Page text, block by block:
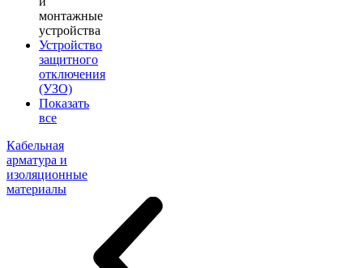
монтажные
устройства
Устройство
защитного
отключения
(УЗО)
Показать
все
Кабельная
арматура и
изоляционные
материалы